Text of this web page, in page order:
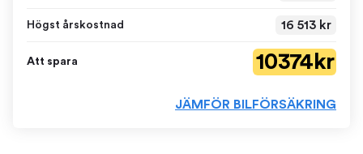
Högst årskostnad 16 513 kr
Att spara 10 374 kr
JÄMFÖR BILFÖRSÄKRING